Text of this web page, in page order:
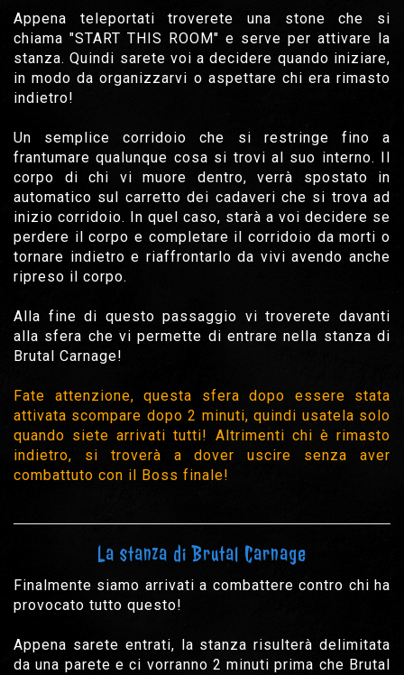
Appena teleportati troverete una stone che si
chiama "START THIS ROOM" e serve per attivare la
stanza. Quindi sarete voi a decidere quando iniziare,
in modo da organizzarvi o aspettare chi era rimasto
indietro!
Un semplice corridoio che si restringe fino a
frantumare qualunque cosa si trovi al suo interno. Il
corpo di chi vi muore dentro, verrà spostato in
automatico sul carretto dei cadaveri che si trova ad
inizio corridoio. In quel caso, starà a voi decidere se
perdere il corpo e completare il corridoio da morti o
tornare indietro e riaffrontarlo da vivi avendo anche
ripreso il corpo.
Alla fine di questo passaggio vi troverete davanti
alla sfera che vi permette di entrare nella stanza di
Brutal Carnage!
Fate attenzione, questa sfera dopo essere stata
attivata scompare dopo 2 minuti, quindi usatela solo
quando siete arrivati tutti! Altrimenti chi è rimasto
indietro, si troverà a dover uscire senza aver
combattuto con il Boss finale!
La stanza di Brutal Carnage
Finalmente siamo arrivati a combattere contro chi ha
provocato tutto questo!
Appena sarete entrati, la stanza risulterà delimitata
da una parete e ci vorranno 2 minuti prima che Brutal